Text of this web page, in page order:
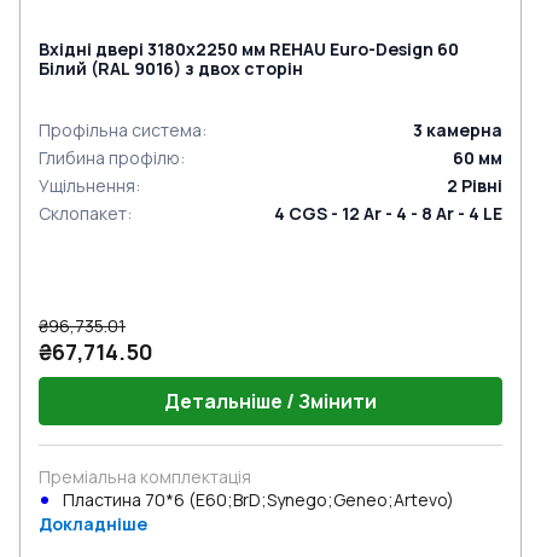
Вхідні двері 3180x2250 мм REHAU Euro-Design 60
Білий (RAL 9016) з двох сторін
Профільна система: 3 камерна
Глибина профілю: 60 мм
Ущільнення: 2 Рівні
Склопакет: 4 CGS - 12 Ar - 4 - 8 Ar - 4 LE
₴96,735.01
₴67,714.50
Детальніше / Змінити
Преміальна комплектація
Пластина 70*6 (E60;BrD;Synego;Geneo;Artevo)
Докладніше